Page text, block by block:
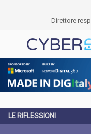
Direttore
LE RIFLESSIONI